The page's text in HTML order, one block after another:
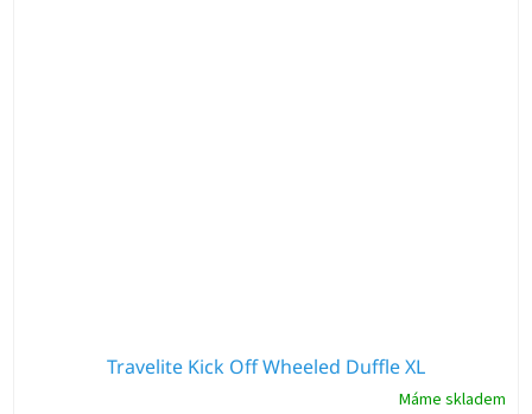
Travelite Kick Off Wheeled Duffle XL
Máme skladem